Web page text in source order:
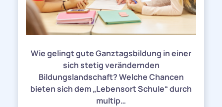
Wie gelingt gute Ganztagsbildung in einer
sich stetig verändernden
Bildungslandschaft? Welche Chancen
bieten sich dem „Lebensort Schule“ durch
multip…